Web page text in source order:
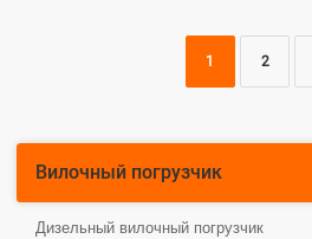
Вилочный погрузчик
Дизельный вилочный погрузчик
1 2